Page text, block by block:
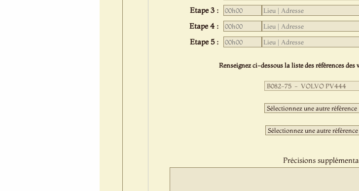
Etape 3 :
Etape 4 :
Etape 5 :
Renseignez ci-dessous la liste des références
Première
sélection
:Deuxième
sélection
:Troisième
sélection
Précisions